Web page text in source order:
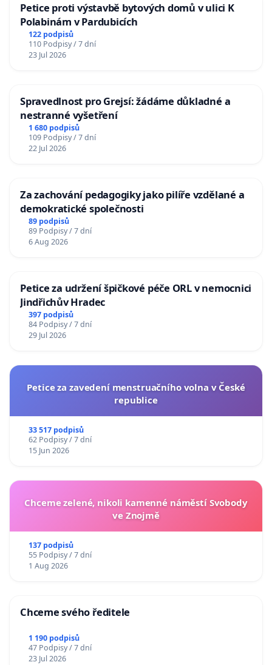
Petice proti výstavbě bytových domů v ulici K
Polabinám v Pardubicích
122 podpisů
110 Podpisy / 7 dní
23 Jul 2026
Spravedlnost pro Grejsí: žádáme důkladné a
nestranné vyšetření
1 680 podpisů
109 Podpisy / 7 dní
22 Jul 2026
Za zachování pedagogiky jako pilíře vzdělané a
demokratické společnosti
89 podpisů
89 Podpisy / 7 dní
6 Aug 2026
Petice za udržení špičkové péče ORL v nemocnici
Jindřichův Hradec
397 podpisů
84 Podpisy / 7 dní
29 Jul 2026
Petice za zavedení menstruačního volna v České
republice
33 517 podpisů
62 Podpisy / 7 dní
15 Jun 2026
Chceme zelené, nikoli kamenné náměstí Svobody
ve Znojmě
137 podpisů
55 Podpisy / 7 dní
1 Aug 2026
Chceme svého ředitele
1 190 podpisů
47 Podpisy / 7 dní
23 Jul 2026